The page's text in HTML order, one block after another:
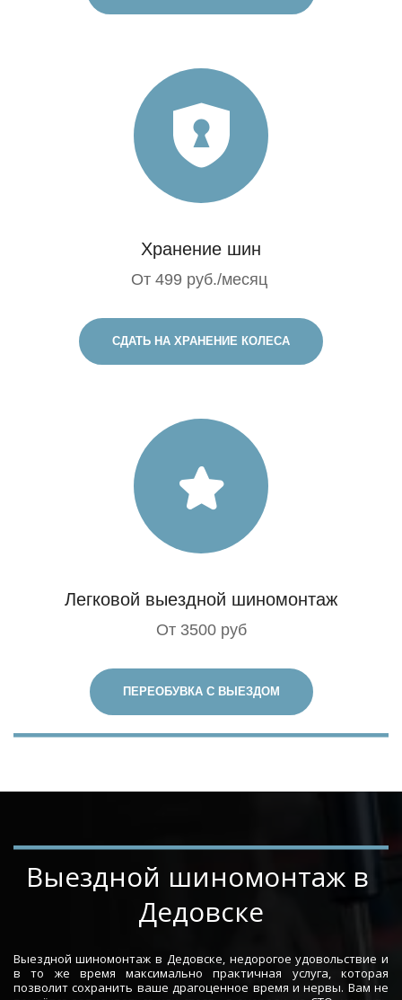
Хранение шин
От 499 руб./месяц
СДАТЬ НА ХРАНЕНИЕ КОЛЕСА
Легковой выездной шиномонтаж
От 3500 руб
ПЕРЕОБУВКА С ВЫЕЗДОМ
­­­­Выездной шиномонтаж в
Дедовске
Выездной шиномонтаж в Дедовске, недорогое удовольствие и
в то же время максимально практичная услуга, которая
позволит сохранить ваше драгоценное время и нервы. Вам не